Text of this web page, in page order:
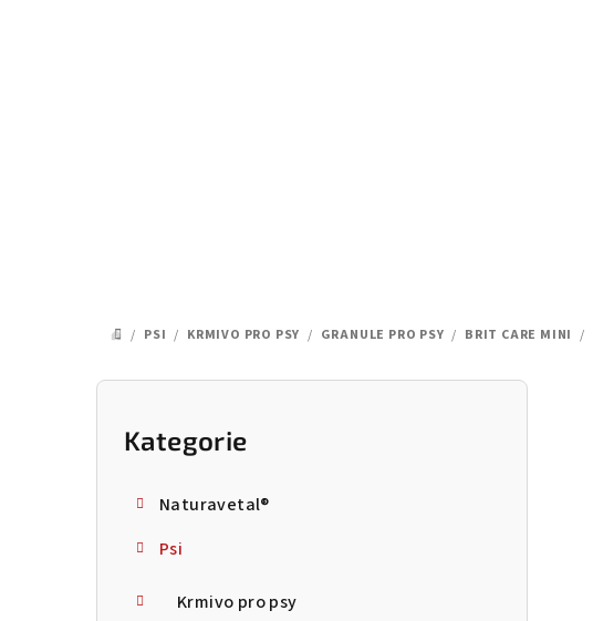
DOMŮ
/ PSI / KRMIVO PRO PSY / GRANULE PRO PSY / BRIT CARE MINI /
P
Přeskočit
kategorie
Kategorie
Naturavetal®
Psi
Krmivo pro psy